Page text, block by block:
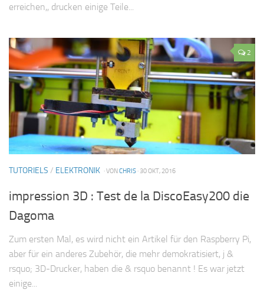
erreichen,, drucken einige Teile...
2
TUTORIELS / ELEKTRONIK · VONCHRIS · 30 OKT, 2016
impression 3D : Test de la DiscoEasy200 die
Dagoma
Zum ersten Mal, es wird nicht ein Artikel für den Raspberry Pi,
aber für ein anderes Zubehör, die mehr demokratisiert, j &
rsquo; 3D-Drucker, haben die & rsquo benannt ! Es war jetzt
einige...